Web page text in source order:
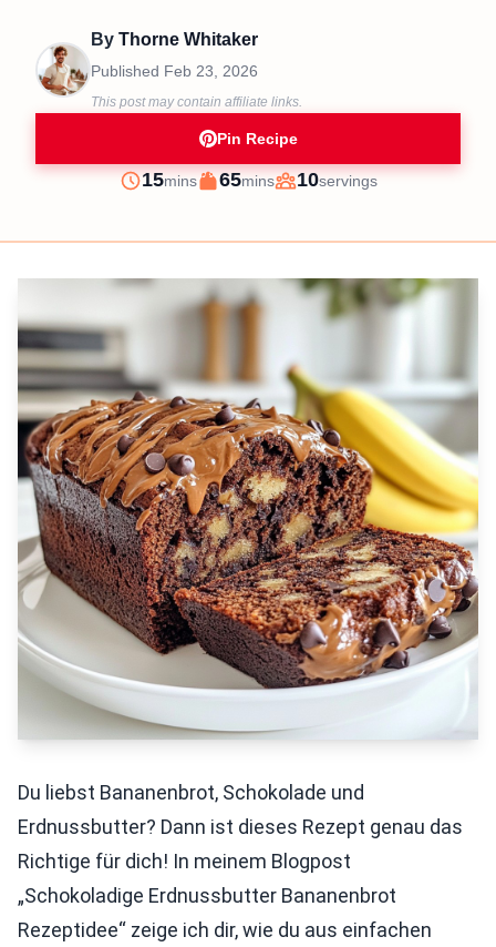
By Thorne Whitaker
Published Feb 23, 2026
This post may contain affiliate links.
Pin Recipe
Prep
15minutes
mins
Cook
65minutes
mins
Servings
10servings
Du liebst Bananenbrot, Schokolade und
Erdnussbutter? Dann ist dieses Rezept genau das
Richtige für dich! In meinem Blogpost
„Schokoladige Erdnussbutter Bananenbrot
Rezeptidee“ zeige ich dir, wie du aus einfachen